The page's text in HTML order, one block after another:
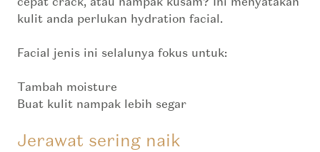
kulit anda perlukan hydration facial.
Facial jenis ini selalunya fokus untuk:
Tambah moisture
Buat kulit nampak lebih segar
Jerawat sering naik